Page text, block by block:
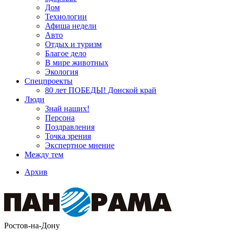
Дом
Технологии
Афиша недели
Авто
Отдых и туризм
Благое дело
В мире животных
Экология
Спецпроекты
80 лет ПОБЕДЫ! Донской край
Люди
Знай наших!
Персона
Поздравления
Точка зрения
Экспертное мнение
Между тем
Архив
Ростов-на-Дону